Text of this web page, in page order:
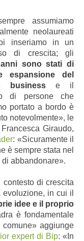
assumiamo
neolaureati
inseriamo in un
di crescita; gli
sono stati di
espansione del
business e il
di persone che
portato a bordo è
notevolmente», le
Giraudo,
: «Sicuramente il
è sempre stata nel
abbandonare».
di crescita
in cui il
idee e il proprio
è fondamentale
comune» aggiunge
expert di Bip: «In